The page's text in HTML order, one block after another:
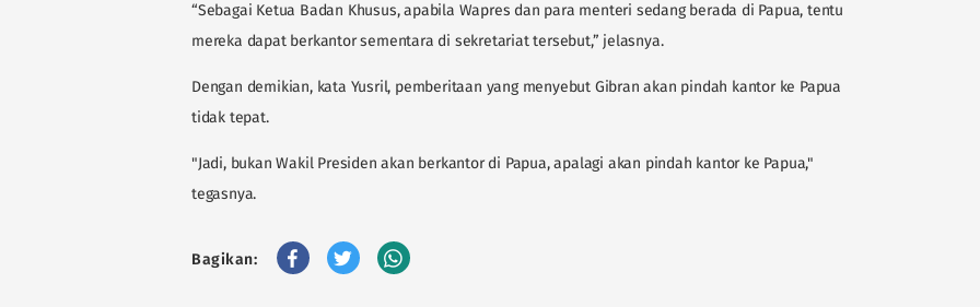
“Sebagai Ketua Badan Khusus, apabila Wapres dan para menteri sedang berada di Papua, tentu
mereka dapat berkantor sementara di sekretariat tersebut,” jelasnya.
Dengan demikian, kata Yusril, pemberitaan yang menyebut Gibran akan pindah kantor ke Papua
tidak tepat.
"Jadi, bukan Wakil Presiden akan berkantor di Papua, apalagi akan pindah kantor ke Papua,"
tegasnya.
Bagikan: